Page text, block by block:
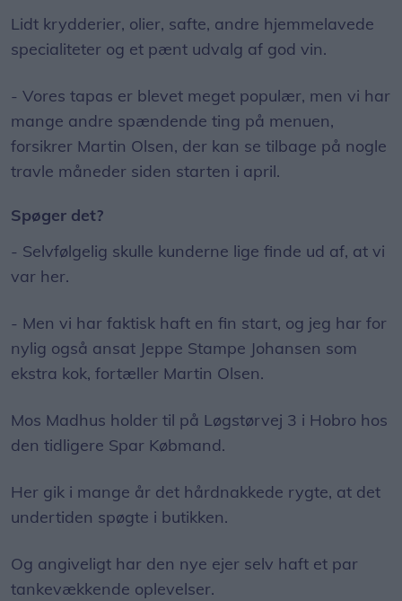
Lidt krydderier, olier, safte, andre hjemmelavede
specialiteter og et pænt udvalg af god vin.
- Vores tapas er blevet meget populær, men vi har
mange andre spændende ting på menuen,
forsikrer Martin Olsen, der kan se tilbage på nogle
travle måneder siden starten i april.
Spøger det?
- Selvfølgelig skulle kunderne lige finde ud af, at vi
var her.
- Men vi har faktisk haft en fin start, og jeg har for
nylig også ansat Jeppe Stampe Johansen som
ekstra kok, fortæller Martin Olsen.
Mos Madhus holder til på Løgstørvej 3 i Hobro hos
den tidligere Spar Købmand.
Her gik i mange år det hårdnakkede rygte, at det
undertiden spøgte i butikken.
Og angiveligt har den nye ejer selv haft et par
tankevækkende oplevelser.